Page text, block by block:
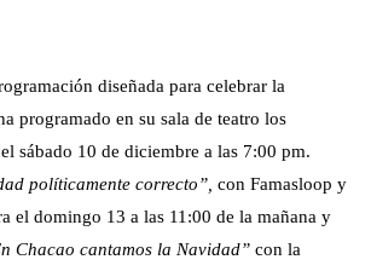
diseñada para celebrar la
programado en su sala de teatro los
sábado 10 de diciembre a las 7:00 pm.
políticamente correcto”, con Famasloop y
el domingo 13 a las 11:00 de la mañana y
Chacao cantamos la Navidad” con la